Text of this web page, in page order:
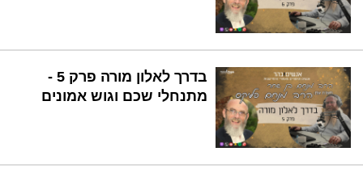
בדרך לאלון מורה פרק 5 -
מתנחלי שכם וגוש אמונים